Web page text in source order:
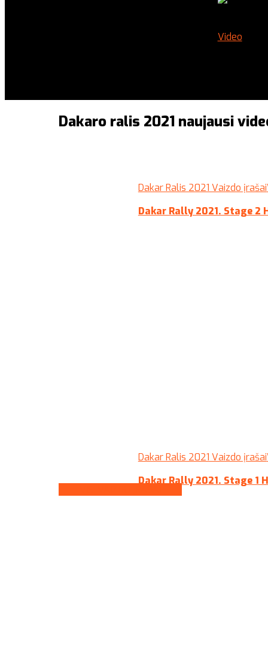
Video
Dakaro ralis 2021 naujausi
Dakar Ralis 2021 Vaizdo įrašai
Dakar Rally 2021. Stage
Dakar Ralis 2021 Vaizdo įrašai
Dakar Rally 2021. Stage 1